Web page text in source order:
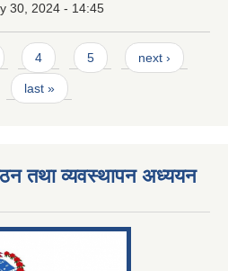
30, 2024 - 14:45
4 5 next ›
last »
तथा व्यवस्थापन अध्ययन